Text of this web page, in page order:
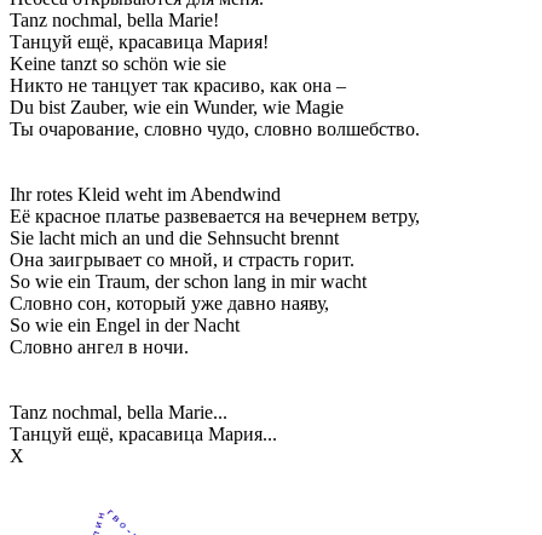
Tanz nochmal, bella Marie!
Танцуй ещё, красавица Мария!
Keine tanzt so schön wie sie
Никто не танцует так красиво, как она –
Du bist Zauber, wie ein Wunder, wie Magie
Ты очарование, словно чудо, словно волшебство.
Ihr rotes Kleid weht im Abendwind
Её красное платье развевается на вечернем ветру,
Sie lacht mich an und die Sehnsucht brennt
Она заигрывает со мной, и страсть горит.
So wie ein Traum, der schon lang in mir wacht
Словно сон, который уже давно наяву,
So wie ein Engel in der Nacht
Словно ангел в ночи.
Tanz nochmal, bella Marie...
Танцуй ещё, красавица Мария...
Х